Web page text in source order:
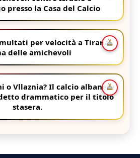
presso la Casa del Calcio
per velocità a Tirana
delle amichevoli
o Vllaznia? Il calcio albanese
drammatico per il titolo
stasera.